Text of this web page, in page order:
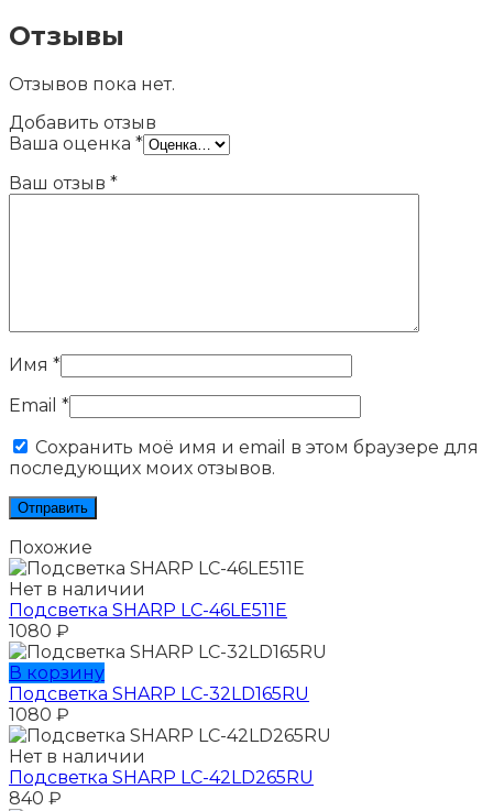
Отзывы
Отзывов пока нет.
Добавить отзыв
Ваша оценка *
Ваш отзыв *
Имя *
Email *
Сохранить моё имя и email в этом браузере для
последующих моих отзывов.
Похожие
Нет в наличии
Подсветка SHARP LC-46LE511E
1080 ₽
В корзину
Подсветка SHARP LC-32LD165RU
1080 ₽
Нет в наличии
Подсветка SHARP LC-42LD265RU
840 ₽